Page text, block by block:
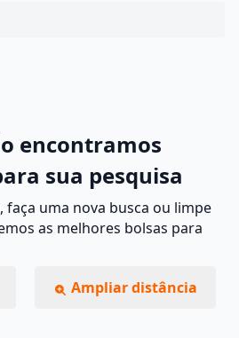
encontramos
sua pesquisa
faça uma nova busca ou limpe
as melhores bolsas para
Ampliar distância